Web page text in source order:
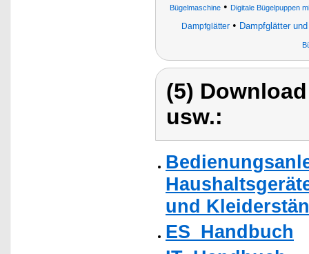
Bügelmaschine• Digitale Bügelpuppen
Dampfglätter• Dampfglätter
(5)
usw.:
und
ES_Handbuch